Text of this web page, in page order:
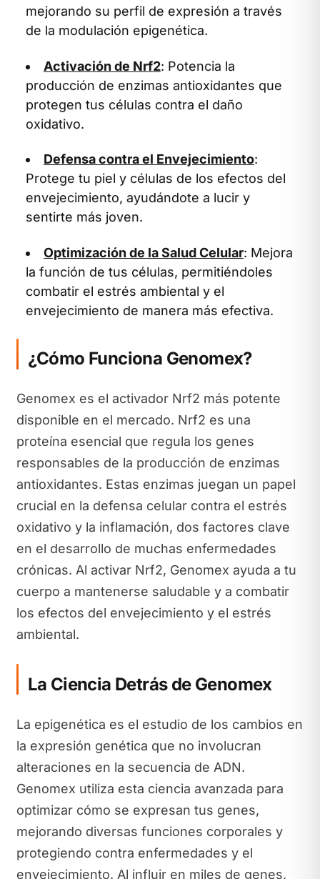
mejorando su perfil de expresión a través
de la modulación epigenética.
Activación de Nrf2: Potencia la
producción de enzimas antioxidantes que
protegen tus células contra el daño
oxidativo.
Defensa contra el Envejecimiento:
Protege tu piel y células de los efectos del
envejecimiento, ayudándote a lucir y
sentirte más joven.
Optimización de la Salud Celular: Mejora
la función de tus células, permitiéndoles
combatir el estrés ambiental y el
envejecimiento de manera más efectiva.
¿Cómo Funciona Genomex?
Genomex es el activador Nrf2 más potente
disponible en el mercado. Nrf2 es una
proteína esencial que regula los genes
responsables de la producción de enzimas
antioxidantes. Estas enzimas juegan un papel
crucial en la defensa celular contra el estrés
oxidativo y la inflamación, dos factores clave
en el desarrollo de muchas enfermedades
crónicas. Al activar Nrf2, Genomex ayuda a tu
cuerpo a mantenerse saludable y a combatir
los efectos del envejecimiento y el estrés
ambiental.
La Ciencia Detrás de Genomex
La epigenética es el estudio de los cambios en
la expresión genética que no involucran
alteraciones en la secuencia de ADN.
Genomex utiliza esta ciencia avanzada para
optimizar cómo se expresan tus genes,
mejorando diversas funciones corporales y
protegiendo contra enfermedades y el
envejecimiento. Al influir en miles de genes,